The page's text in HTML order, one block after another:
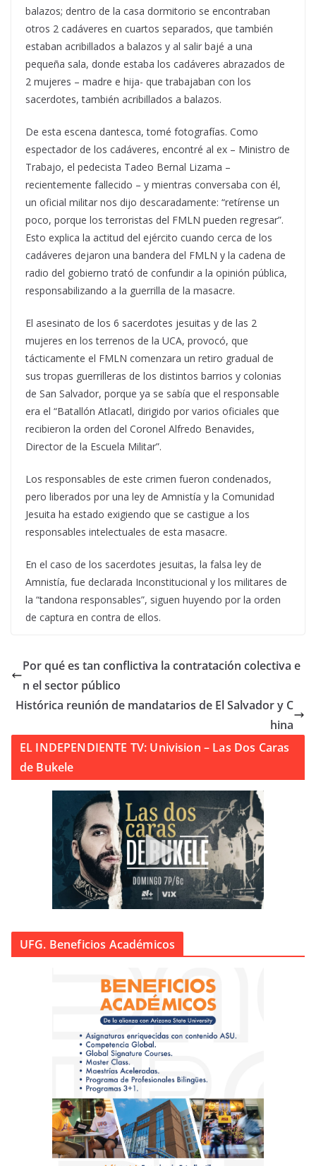
balazos; dentro de la casa dormitorio se encontraban
otros 2 cadáveres en cuartos separados, que también
estaban acribillados a balazos y al salir bajé a una
pequeña sala, donde estaba los cadáveres abrazados de
2 mujeres – madre e hija- que trabajaban con los
sacerdotes, también acribillados a balazos.
De esta escena dantesca, tomé fotografías. Como
espectador de los cadáveres, encontré al ex – Ministro de
Trabajo, el pedecista Tadeo Bernal Lizama –
recientemente fallecido – y mientras conversaba con él,
un oficial militar nos dijo descaradamente: “retírense un
poco, porque los terroristas del FMLN pueden regresar”.
Esto explica la actitud del ejército cuando cerca de los
cadáveres dejaron una bandera del FMLN y la cadena de
radio del gobierno trató de confundir a la opinión pública,
responsabilizando a la guerrilla de la masacre.
El asesinato de los 6 sacerdotes jesuitas y de las 2
mujeres en los terrenos de la UCA, provocó, que
tácticamente el FMLN comenzara un retiro gradual de
sus tropas guerrilleras de los distintos barrios y colonias
de San Salvador, porque ya se sabía que el responsable
era el “Batallón Atlacatl, dirigido por varios oficiales que
recibieron la orden del Coronel Alfredo Benavides,
Director de la Escuela Militar”.
Los responsables de este crimen fueron condenados,
pero liberados por una ley de Amnistía y la Comunidad
Jesuita ha estado exigiendo que se castigue a los
responsables intelectuales de esta masacre.
En el caso de los sacerdotes jesuitas, la falsa ley de
Amnistía, fue declarada Inconstitucional y los militares de
la “tandona responsables”, siguen huyendo por la orden
de captura en contra de ellos.
Por qué es tan conflictiva la contratación colectiva e
n el sector público
Histórica reunión de mandatarios de El Salvador y C
hina
EL INDEPENDIENTE TV: Univision – Las Dos Caras
de Bukele
UFG. Beneficios Académicos